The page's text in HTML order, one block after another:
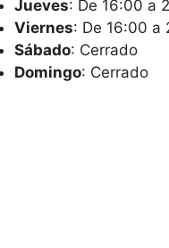
Jueves: De 16:00 a
Viernes: De 16:00 a
Sábado: Cerrado
Domingo: Cerrado